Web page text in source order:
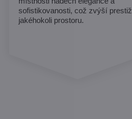
sofistikovanosti, což zvýší prestiž
jakéhokoli prostoru.